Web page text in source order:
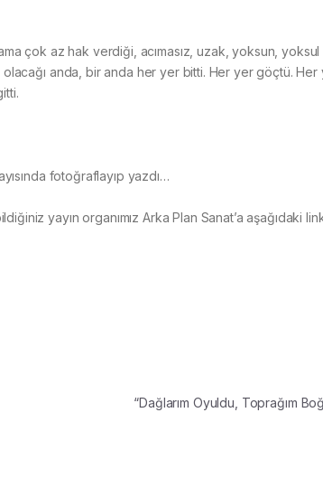
çok az hak verdiği, acımasız, uzak, yoksun,
olacağı anda, bir anda her yer bitti. Her yer göçtü.
fotoğraflayıp yazdı…
yayın organımız Arka Plan Sanat’a aşağıdaki
“Dağlarım Oyuldu, Toprağım